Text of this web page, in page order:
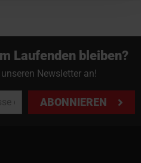
Laufenden bleiben?
Newsletter an!
ABONNIEREN